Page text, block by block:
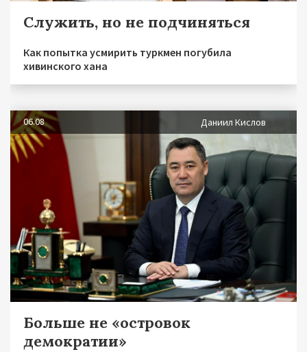
Служить, но не подчиняться
Как попытка усмирить туркмен погубила
хивинского хана
06.08 Даниил Кислов
Больше не «островок
демократии»